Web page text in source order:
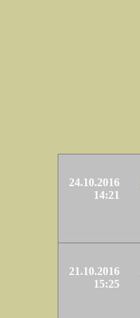
24.10.2016
14:21
21.10.2016
15:25